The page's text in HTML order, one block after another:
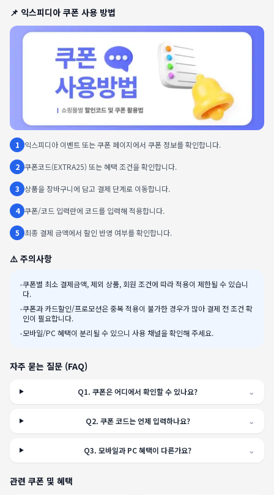
📌 익스피디아 쿠폰 사용 방법
1 익스피디아 이벤트 또는 쿠폰 페이지에서 쿠폰 정보를 확인합니다.
2 쿠폰코드(EXTRA25) 또는 혜택 조건을 확인합니다.
3 상품을 장바구니에 담고 결제 단계로 이동합니다.
4 쿠폰/코드 입력란에 코드를 입력해 적용합니다.
5 최종 결제 금액에서 할인 반영 여부를 확인합니다.
⚠️ 주의사항
•쿠폰별 최소 결제금액, 제외 상품, 회원 조건에 따라 적용이 제한될 수 있습니
다.
•쿠폰과 카드할인/프로모션은 중복 적용이 불가한 경우가 많아 결제 전 조건 확
인이 필요합니다.
•모바일/PC 혜택이 분리될 수 있으니 사용 채널을 확인해 주세요.
자주 묻는 질문 (FAQ)
Q1.쿠폰은 어디에서 확인할 수 있나요? ⌄
Q2. 쿠폰 코드는 언제 입력하나요? ⌄
Q3.모바일과 PC 혜택이 다른가요? ⌄
관련 쿠폰 및 혜택